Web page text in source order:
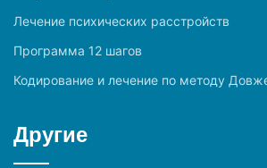
Лечение психических расстройств
Программа 12 шагов
Кодирование и лечение по методу
Другие